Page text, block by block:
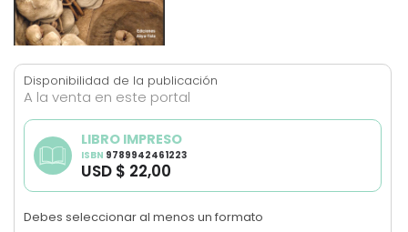
to
the
beginning
of
the
images
gallery
Disponibilidad de la publicación
A la venta en este portal
LIBRO IMPRESO
ISBN 9789942461223
USD $ 22,00
Debes seleccionar al menos un formato